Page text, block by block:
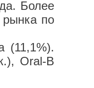
Более
рынка по
(11,1%).
Oral-B